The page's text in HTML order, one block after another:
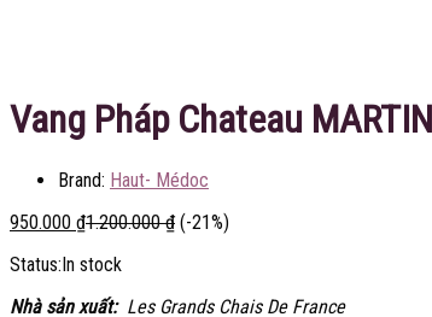
Vang Pháp Chateau
Brand: Haut- Médoc
950.000 ₫1.200.000₫ (-21%)
Status:In stock
Nhà sản xuất: Les Grands Chais De France